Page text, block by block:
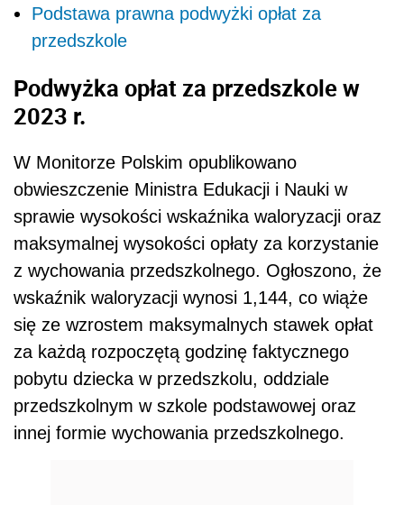
Podstawa prawna podwyżki opłat za
przedszkole
Podwyżka opłat za przedszkole w
2023 r.
W Monitorze Polskim opublikowano
obwieszczenie Ministra Edukacji i Nauki w
sprawie wysokości wskaźnika waloryzacji oraz
maksymalnej wysokości opłaty za korzystanie
z wychowania przedszkolnego. Ogłoszono, że
wskaźnik waloryzacji wynosi 1,144, co wiąże
się ze wzrostem maksymalnych stawek opłat
za każdą rozpoczętą godzinę faktycznego
pobytu dziecka w przedszkolu, oddziale
przedszkolnym w szkole podstawowej oraz
innej formie wychowania przedszkolnego.